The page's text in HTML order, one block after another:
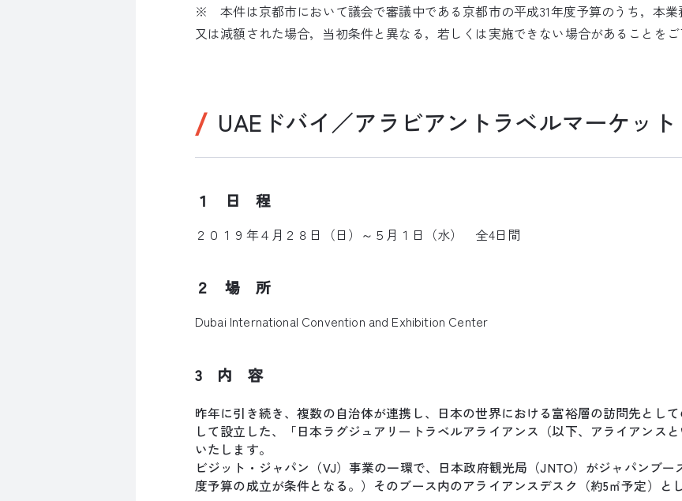
※ 本件は京都市において議会で審議中である京都市の平成31年度予算のうち，本業
又は減額された場合，当初条件と異なる，若しくは実施できない場合があることをご
UAEドバイ／アラビアントラベルマーケッ
１ 日 程
２０１９年４月２８日（日）～５月１日（水） 全4日間
２ 場 所
Dubai International Convention and Exhibition Center
3 内 容
昨年に引き続き、複数の自治体が連携し、日本の世界における富裕層の訪問先とし
して設立した、「日本ラグジュアリートラベルアライアンス（以下、アライアンス
いたします。
ビジット・ジャパン（VJ）事業の一環で、日本政府観光局（JNTO）がジャパンブ
度予算の成立が条件となる。）そのブース内のアライアンスデスク（約5㎡予定）と